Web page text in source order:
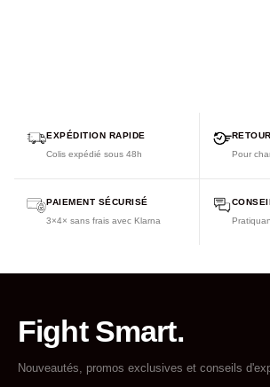
EXPÉDITION RAPIDE
Colis expédié sous 48h
Pour
PAIEMENT SÉCURISÉ
3×4× sans frais avec Klarna
Fight Smart.
Nouveautés, promos exclusives et conseils